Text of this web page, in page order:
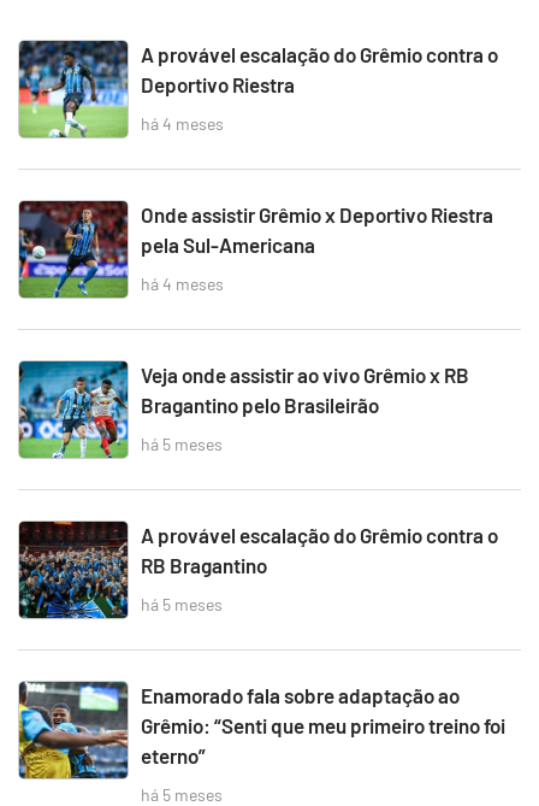
A provável escalação do Grêmio contra o
Deportivo Riestra
há 4 meses
Onde assistir Grêmio x Deportivo Riestra
pela Sul-Americana
há 4 meses
Veja onde assistir ao vivo Grêmio x RB
Bragantino pelo Brasileirão
há 5 meses
A provável escalação do Grêmio contra o
RB Bragantino
há 5 meses
Enamorado fala sobre adaptação ao
Grêmio: “Senti que meu primeiro treino foi
eterno”
há 5 meses